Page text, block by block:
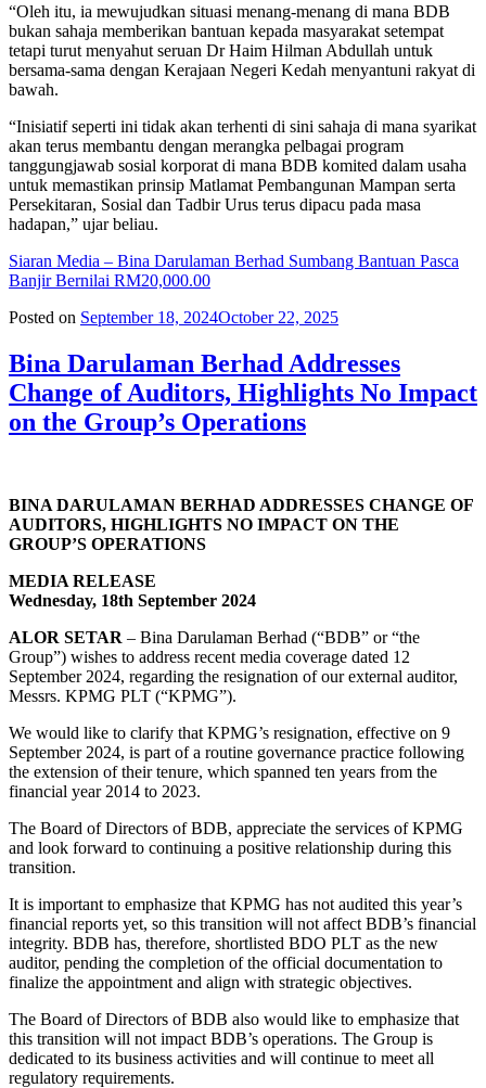
“Oleh itu, ia mewujudkan situasi menang-menang di mana BDB
bukan sahaja memberikan bantuan kepada masyarakat setempat
tetapi turut menyahut seruan Dr Haim Hilman Abdullah untuk
bersama-sama dengan Kerajaan Negeri Kedah menyantuni rakyat di
bawah.
“Inisiatif seperti ini tidak akan terhenti di sini sahaja di mana syarikat
akan terus membantu dengan merangka pelbagai program
tanggungjawab sosial korporat di mana BDB komited dalam usaha
untuk memastikan prinsip Matlamat Pembangunan Mampan serta
Persekitaran, Sosial dan Tadbir Urus terus dipacu pada masa
hadapan,” ujar beliau.
Siaran Media – Bina Darulaman Berhad Sumbang Bantuan Pasca
Banjir Bernilai RM20,000.00
Posted on September 18, 2024October 22, 2025
Bina Darulaman Berhad Addresses
Change of Auditors, Highlights No Impact
on the Group’s Operations
BINA DARULAMAN BERHAD ADDRESSES CHANGE OF
AUDITORS, HIGHLIGHTS NO IMPACT ON THE
GROUP’S OPERATIONS
MEDIA RELEASE
Wednesday, 18th September 2024
ALOR SETAR – Bina Darulaman Berhad (“BDB” or “the
Group”) wishes to address recent media coverage dated 12
September 2024, regarding the resignation of our external auditor,
Messrs. KPMG PLT (“KPMG”).
We would like to clarify that KPMG’s resignation, effective on 9
September 2024, is part of a routine governance practice following
the extension of their tenure, which spanned ten years from the
financial year 2014 to 2023.
The Board of Directors of BDB, appreciate the services of KPMG
and look forward to continuing a positive relationship during this
transition.
It is important to emphasize that KPMG has not audited this year’s
financial reports yet, so this transition will not affect BDB’s financial
integrity. BDB has, therefore, shortlisted BDO PLT as the new
auditor, pending the completion of the official documentation to
finalize the appointment and align with strategic objectives.
The Board of Directors of BDB also would like to emphasize that
this transition will not impact BDB’s operations. The Group is
dedicated to its business activities and will continue to meet all
regulatory requirements.